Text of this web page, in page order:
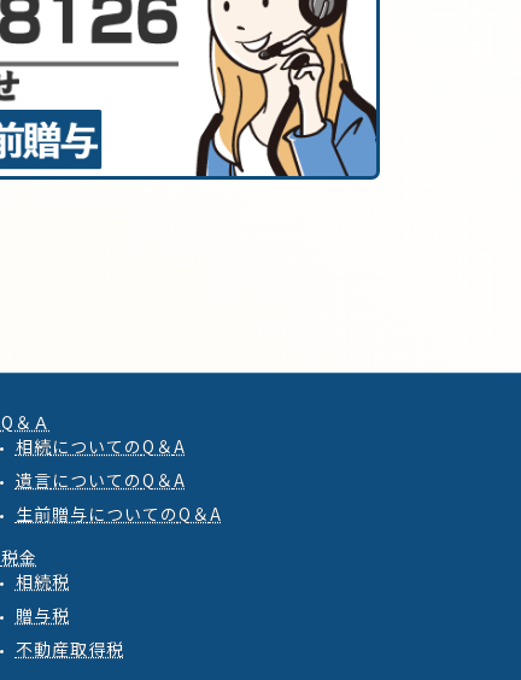
Q＆Ａ
相続についてのQ ＆A
遺言についてのQ ＆A
生前贈与についてのQ ＆A
税金
相続税
贈与税
不動産取得税